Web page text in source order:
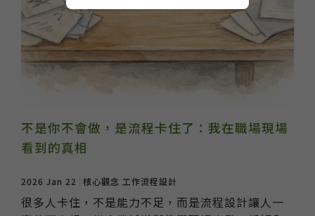
不是你不會做，是流程卡住了：我在職場現場
看到的真相
2026 Jan 22 核心觀念 工作流程設計
很多人卡住，不是能力不足，而是流程設計讓人一